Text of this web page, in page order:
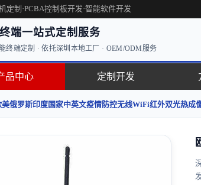
定制·PCBA控制板开发·智能软件开发
端一站式定制服务
终端定制 · 依托深圳本地工厂 · OEM/ODM服务
品中心 定制开发
美俄罗斯印度国家中英文疫情防控无线WiFi红外双光热成